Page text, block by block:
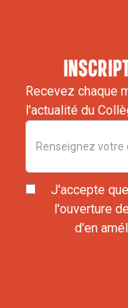
Recevez chaque
l'actualité du
J'accepte
l'ouverture
d'en